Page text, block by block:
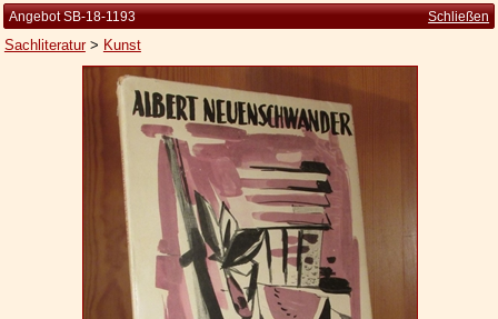
Kleine Kulturgeschichte
Die Brockhaus Auflagen
Die Meyer Auflagen
Zu den Angeboten
Angebot SB-18-1193 Schließen
Sachliteratur> Kunst